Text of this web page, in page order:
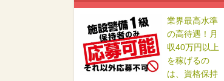
業界最高水準
の高待遇！月
収40万円以上
を稼げるの
は、資格保持